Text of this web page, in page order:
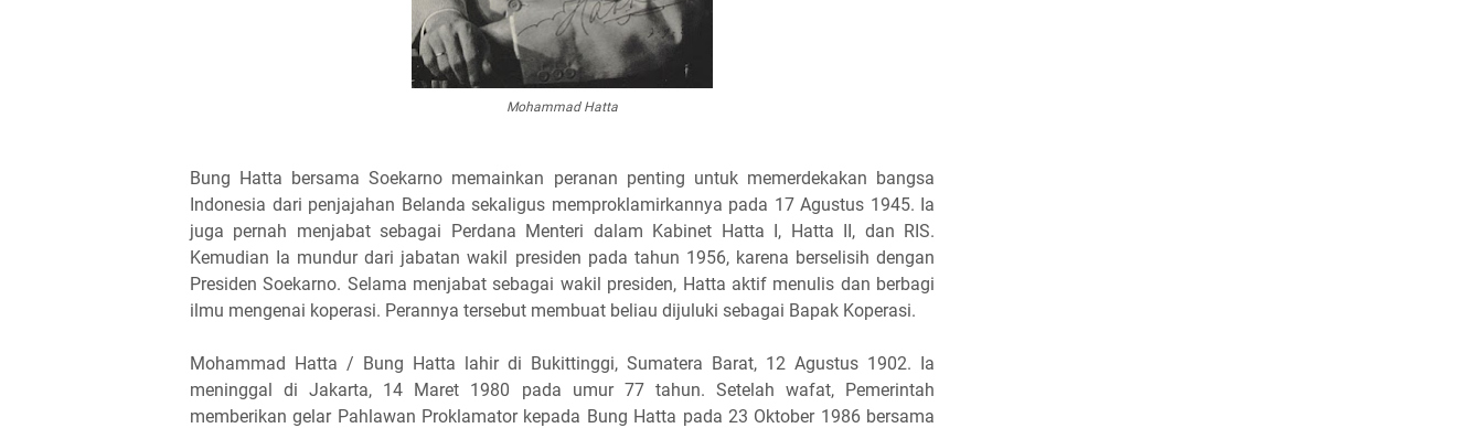
Mohammad Hatta
Bung Hatta bersama Soekarno memainkan peranan penting untuk memerdekakan bangsa
Indonesia dari penjajahan Belanda sekaligus memproklamirkannya pada 17 Agustus 1945. Ia
juga pernah menjabat sebagai Perdana Menteri dalam Kabinet Hatta I, Hatta II, dan RIS.
Kemudian Ia mundur dari jabatan wakil presiden pada tahun 1956, karena berselisih dengan
Presiden Soekarno. Selama menjabat sebagai wakil presiden, Hatta aktif menulis dan berbagi
ilmu mengenai koperasi. Perannya tersebut membuat beliau dijuluki sebagai Bapak Koperasi.
Mohammad Hatta / Bung Hatta lahir di Bukittinggi, Sumatera Barat, 12 Agustus 1902. Ia
meninggal di Jakarta, 14 Maret 1980 pada umur 77 tahun. Setelah wafat, Pemerintah
memberikan gelar Pahlawan Proklamator kepada Bung Hatta pada 23 Oktober 1986 bersama